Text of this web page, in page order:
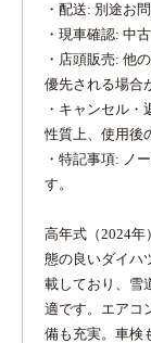
・配送: 別途お
・現車確認: 中
・店頭販売: 他
優先される場合
・キャンセル
性質上、使用後
・特記事項: ノ
す。
高年式（2024年
態の良いダイハ
載しており、雪
適です。エアコ
備も充実。車検